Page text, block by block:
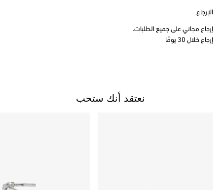
الإرجاع
إرجاع مجاني على جميع الطلبات.
إرجاع خلال 30 يومًا
نعتقد أنك ستحب